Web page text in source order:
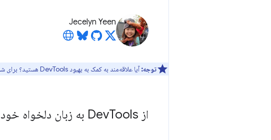
Jecelyn Yeen
توجه:آیا علاقه‌مند به کمک به بهبود DevTools هستید؟ برای شرکت در
از Dev Tools به زبان دلخواه خود استفاده کنید